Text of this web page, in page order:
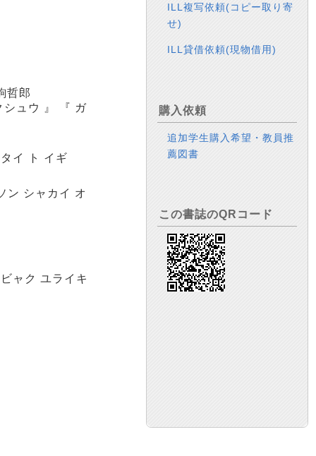
哲郎
シュウ 』 『 ガ
イ ト イギ
ン シャカイ オ
ャク ユライキ
ILL複写依頼(コピー取り寄
せ)
ILL貸借依頼(現物借用)
購入依頼
追加学生購入希望・教員推
薦図書
この書誌のQRコード